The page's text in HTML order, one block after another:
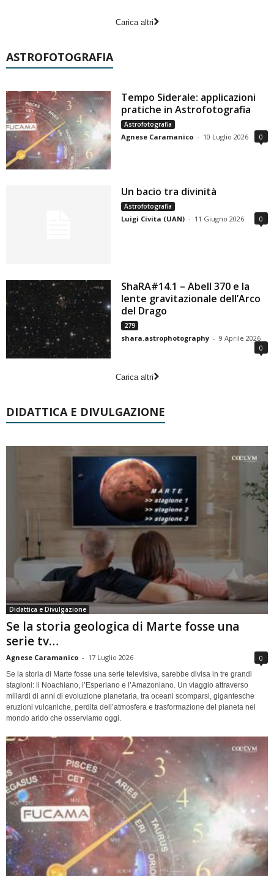
Carica altri
ASTROFOTOGRAFIA
Tempo Siderale: applicazioni
pratiche in Astrofotografia
Astrofotografia
Agnese Caramanico - 10 Luglio 2026 0
Un bacio tra divinità
Astrofotografia
Luigi Civita (UAN) - 11 Giugno 2026 0
ShaRA#14.1 – Abell 370 e la
lente gravitazionale dell’Arco
del Drago
279
shara.astrophotography - 9 Aprile 2026
0
Carica altri
DIDATTICA E DIVULGAZIONE
Didattica e Divulgazione
Se la storia geologica di Marte fosse una
serie tv…
Agnese Caramanico - 17 Luglio 2026 0
Se la storia di Marte fosse una serie televisiva, sarebbe divisa in tre grandi
stagioni: il Noachiano, l’Esperiano e l’Amazoniano. Un viaggio attraverso
miliardi di anni di evoluzione planetaria, tra oceani scomparsi, gigantesche
eruzioni vulcaniche, perdita dell’atmosfera e trasformazione del pianeta nel
mondo arido che osserviamo oggi.